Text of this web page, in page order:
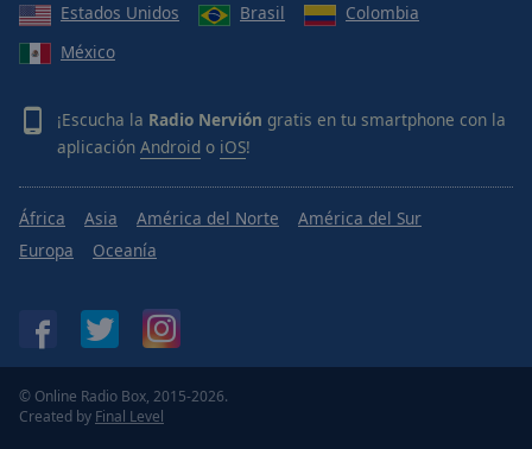
Estados Unidos
Brasil
Colombia
México
¡Escucha la Radio Nervión gratis en tu smartphone con la
aplicación Android o iOS!
África Asia América del Norte
América del Sur
Europa
Oceanía
© Online Radio Box, 2015-2026.
Created by Final Level